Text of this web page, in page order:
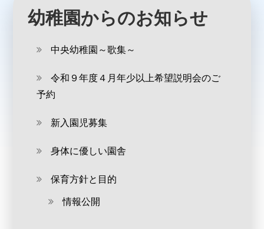
幼稚園からのお知らせ
中央幼稚園～歌集～
令和９年度４月年少以上希望説明会のご
予約
新入園児募集
身体に優しい園舎
保育方針と目的
情報公開